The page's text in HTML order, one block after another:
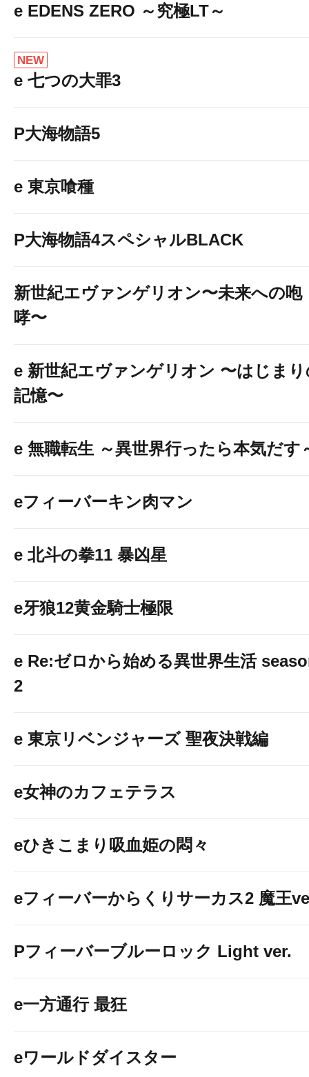
e EDENS ZERO ～究極LT～
NEW
e 七つの大罪3
P大海物語5
e 東京喰種
P大海物語4スペシャルBLACK
新世紀エヴァンゲリオン〜未来への咆
哮〜
e 新世紀エヴァンゲリオン 〜はじま
記憶〜
e 無職転生 ～異世界行ったら本気だす
eフィーバーキン肉マン
e 北斗の拳11 暴凶星
e牙狼12黄金騎士極限
e Re:ゼロから始める異世界生活
2
e 東京リベンジャーズ 聖夜決戦編
e女神のカフェテラス
eひきこまり吸血姫の悶々
eフィーバーからくりサーカス2 魔王
Pフィーバーブルーロック Light ver.
e一方通行 最狂
eワールドダイスター